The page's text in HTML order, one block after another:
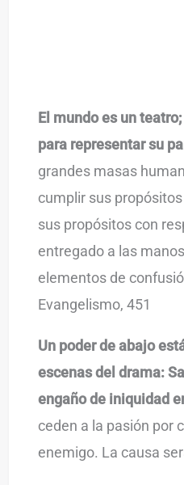
El mundo es un
para representar su
grandes masas
cumplir sus
sus propósitos con
entregado a las
elementos de
Evangelismo, 451
Un poder de abajo
escenas del drama:
engaño de iniquidad
ceden a la pasión por
enemigo. La causa